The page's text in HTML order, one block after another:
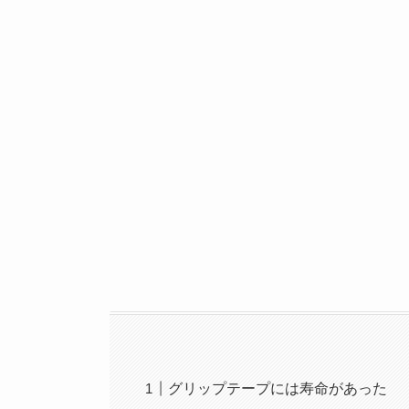
グリップテープには寿命があった